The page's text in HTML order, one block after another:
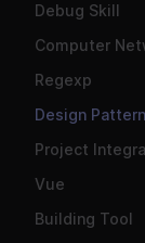
Debug Skill
Computer
Regexp
Design Pattern
Project
Vue
Building Tool